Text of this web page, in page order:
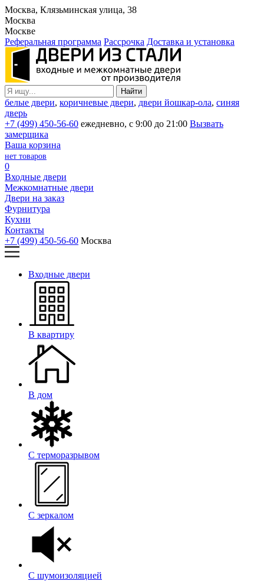
Москва, Клязьминская улица, 38
Москва
Москве
Реферальная программа Рассрочка Доставка и установка
белые двери, коричневые двери, двери йошкар-ола, синяя
дверь
+7 (499) 450-56-60 ежедневно, с 9:00 до 21:00 Вызвать
замерщика
Ваша корзина
нет товаров
0
Входные двери
Межкомнатные двери
Двери на заказ
Фурнитура
Кухни
Контакты
+7 (499) 450-56-60 Москва
Входные двери
В квартиру
В дом
С терморазрывом
С зеркалом
С шумоизоляцией